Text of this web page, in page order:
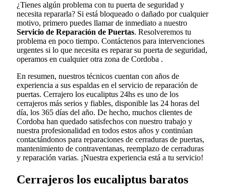
¿Tienes algún problema con tu puerta de seguridad y
necesita repararla? Si está bloqueado o dañado por cualquier
motivo, primero puedes llamar de inmediato a nuestro
Servicio de Reparación de Puertas. Resolveremos tu
problema en poco tiempo. Contáctenos para intervenciones
urgentes si lo que necesita es reparar su puerta de seguridad,
operamos en cualquier otra zona de Cordoba .
En resumen, nuestros técnicos cuentan con años de
experiencia a sus espaldas en el servicio de reparación de
puertas. Cerrajero los eucaliptus 24hs es uno de los
cerrajeros más serios y fiables, disponible las 24 horas del
día, los 365 días del año. De hecho, muchos clientes de
Cordoba han quedado satisfechos con nuestro trabajo y
nuestra profesionalidad en todos estos años y continúan
contactándonos para reparaciones de cerraduras de puertas,
mantenimiento de contraventanas, reemplazo de cerraduras
y reparación varias. ¡Nuestra experiencia está a tu servicio!
Cerrajeros los eucaliptus baratos